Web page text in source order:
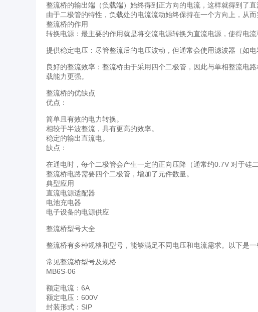
整流桥的输出端（负载端）始终得到正方向的电流，这样就得到了直
由于二极管的特性，负载处的电流流动始终保持在一个方向上，从而
整流桥的作用
转换电源：最主要的作用就是将交流电源转换为直流电源，使得电
提供稳定电压：尽管整流后的电压波动，但通常会使用滤波器（如
良好的整流效率：整流桥由于采用四个二极管，因此与单相整流电
载能力更强。
整流桥的优缺点
优点：
简单且有效的电力转换。
相较于半波整流，具有更高的效率。
稳定的输出直流电。
缺点：
在通电时，每个二极管会产生一定的正向压降（通常约0.7V 对于硅
整流桥电路需要四个二极管，增加了元件数量。
典型应用
直流电源适配器
电池充电器
电子设备的电源供应
整流桥型号大全
整流桥有多种规格和型号，能够满足不同电压和电流需求。以下是
常见整流桥型号及规格
MB6S-06
额定电流：6A
额定电压：600V
封装形式：SIP